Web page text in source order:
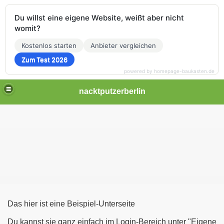
nacktputzerberlin
Das hier ist eine Beispiel-Unterseite
Du kannst sie ganz einfach im Login-Bereich unter "Eigene
Du willst eine eigene Website, weißt aber nicht
womit?
Kostenlos starten
Anbieter vergleichen
Zum Test 2026
powered by homepage-baukasten.de